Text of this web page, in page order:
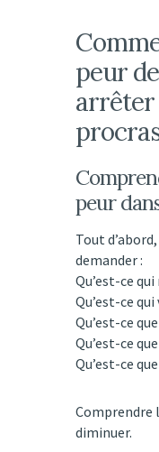
peur
arrêter
peur
Tout
demander :
Qu’est-ce
Qu’est-ce
Qu’est-ce
Qu’est-ce
Qu’est-ce
Comprendre
diminuer.